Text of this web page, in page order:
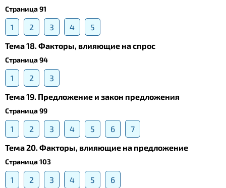
Страница 91
1 2 3 4
5
Тема 18. Факторы, влияющие на спрос
Страница 94
1 2
3
Тема 19. Предложение и закон предложения
Страница 99
1 2 3 4 5 6
7
Тема 20. Факторы, влияющие на предложение
Страница 103
1 2 3 4 5
6